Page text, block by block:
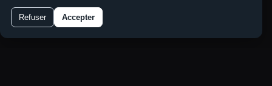
Refuser Accepter